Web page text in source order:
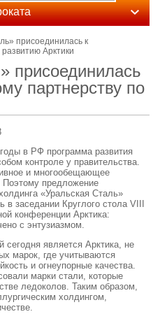
присоединилась к
Арктики
присоединилась
партнерству по
в РФ программа развития
контроле у правительства.
и многообещающее
Поэтому предложение
«Уральская Сталь»
в заседании Круглого стола VIII
конференции Арктика:
с энтузиазмом.
сегодня является Арктика, не
марок, где учитываются
и огнеупорные качества.
марки стали, которые
ледоколов. Таким образом,
холдингом,